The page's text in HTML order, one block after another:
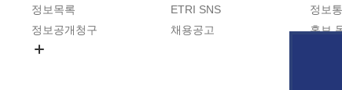
정보목록
정보공개청구
ETRI SNS
채용공고
정보
홍보